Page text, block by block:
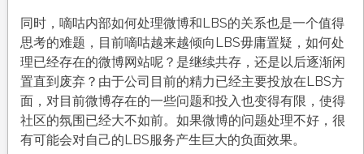
同时，嘀咕内部如何处理微博和LBS的关系也是一个值得
思考的难题，目前嘀咕越来越倾向LBS毋庸置疑，如何处
理已经存在的微博网站呢？是继续共存，还是以后逐渐闲
置直到废弃？由于公司目前的精力已经主要投放在LBS方
面，对目前微博存在的一些问题和投入也变得有限，使得
社区的氛围已经大不如前。如果微博的问题处理不好，很
有可能会对自己的LBS服务产生巨大的负面效果。